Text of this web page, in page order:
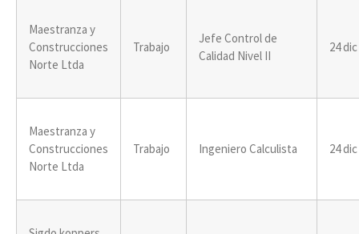
Maestranza y
Construcciones
Norte Ltda
Trabajo
Jefe Control de
Calidad Nivel II
24
Maestranza y
Construcciones
Norte Ltda
Trabajo Ingeniero Calculista 24